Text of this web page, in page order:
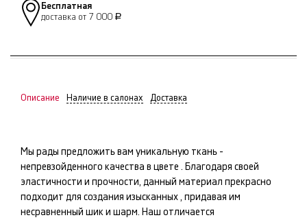
Бесплатная
доставка от 7 000 Р
Описание Наличие в салонах Доставка
Мы рады предложить вам уникальную ткань -
непревзойденного качества в цвете . Благодаря своей
эластичности и прочности, данный материал прекрасно
подходит для создания изысканных , придавая им
несравненный шик и шарм. Наш отличается